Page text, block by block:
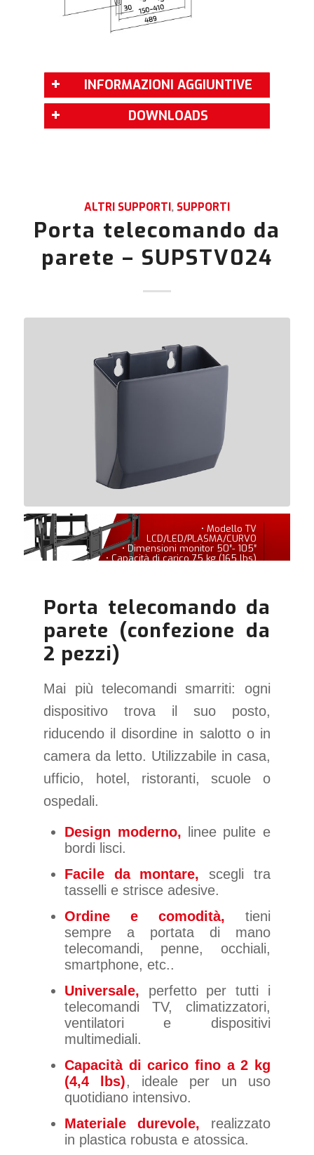
INFORMAZIONI AGGIUNTIVE
DOWNLOADS
ALTRI SUPPORTI, SUPPORTI
Porta telecomando da
parete – SUPSTV024
• Modello TV
LCD/LED/PLASMA/CURVO
• Dimensioni monitor 50″- 105″
• Capacità di carico 75 kg (165 lbs)
Porta telecomando da
parete (confezione da
2 pezzi)
Mai più telecomandi smarriti: ogni
dispositivo trova il suo posto,
riducendo il disordine in salotto o in
camera da letto. Utilizzabile in casa,
ufficio, hotel, ristoranti, scuole o
ospedali.
Design moderno, linee pulite e
bordi lisci.
Facile da montare, scegli tra
tasselli e strisce adesive.
Ordine e comodità, tieni
sempre a portata di mano
telecomandi, penne, occhiali,
smartphone, etc..
Universale, perfetto per tutti i
telecomandi TV, climatizzatori,
ventilatori e dispositivi
multimediali.
Capacità di carico fino a 2 kg
(4,4 lbs), ideale per un uso
quotidiano intensivo.
Materiale durevole, realizzato
in plastica robusta e atossica.